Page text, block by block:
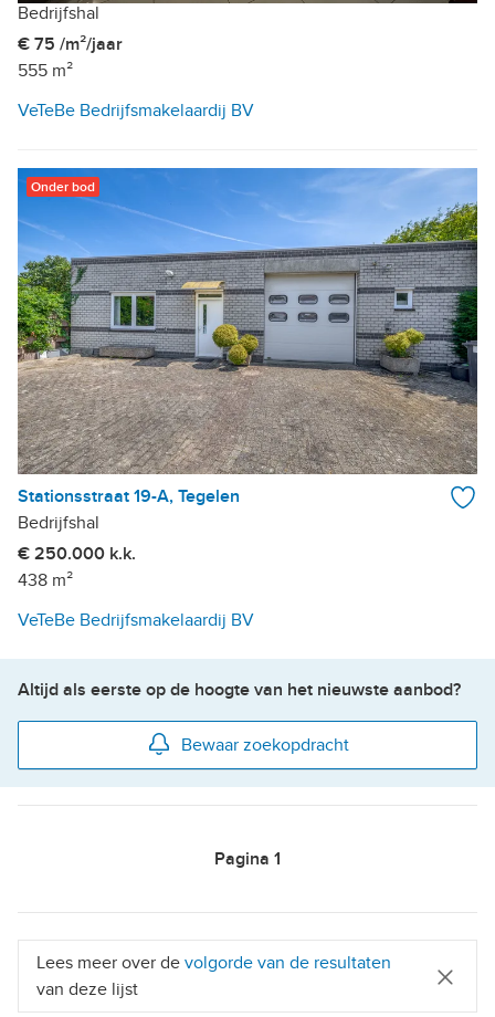
Bedrijfshal
€ 75 /m²/jaar
555 m²
VeTeBe Bedrijfsmakelaardij BV
Onder bod
Stationsstraat 19-A, Tegelen
Bedrijfshal
€ 250.000 k.k.
438 m²
VeTeBe Bedrijfsmakelaardij BV
Altijd als eerste op de hoogte van het nieuwste aanbod?
Bewaar zoekopdracht
Pagina 1
Lees meer over de volgorde van de resultaten
van deze lijst